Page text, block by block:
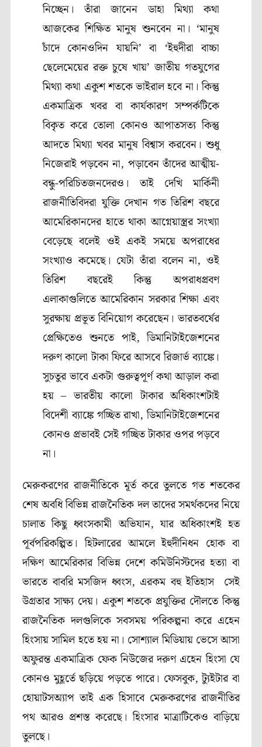
নিচ্ছেন। তাঁরা জানেন ডাহা মিথ্যা কথা
আজকের শিক্ষিত মানুষ শুনবেন না। ‘মানুষ
চাঁদে কোনওদিন যায়নি’ বা ‘ইহুদীরা বাচ্চা
ছেলেমেয়ের রক্ত চুষে খায়’ জাতীয় গতযুগের
মিথ্যা কথা একুশ শতকে ভাইরাল হবে না। কিন্তু
একমাত্রিক খবর বা কার্যকারণ সম্পর্কটিকে
বিকৃত করে তোলা কোনও আপাতসত্য কিন্তু
আদতে মিথ্যা খবর মানুষ বিশ্বাস করবেন। শুধু
নিজেরাই পড়বেন না, পড়াবেন তাঁদের আত্মীয়-
বন্ধু-পরিচিতজনদেরও। তাই দেখি মার্কিনী
রাজনীতিবিদরা যুক্তি দেখান গত তিরিশ বছরে
আমেরিকানদের হাতে থাকা আগ্নেয়াস্ত্রর সংখ্যা
বেড়েছে বলেই ওই একই সময়ে অপরাধের
সংখ্যাও কমেছে। যেটা তাঁরা বলেন না, ওই
তিরিশ বছরেই কিন্তু অপরাধপ্রবণ
এলাকাগুলিতে আমেরিকান সরকার শিক্ষা এবং
সুরক্ষায় প্রভূত বিনিয়োগ করেছেন। ভারতবর্ষের
প্রেক্ষিতেও শুনতে পাই, ডিমানিটাইজেশনের
দরুণ কালো টাকা ফিরে আসবে রিজার্ভ ব্যাঙ্কে।
সুচতুর ভাবে একটা গুরুত্বপূর্ণ কথা আড়াল করা
হয় – ভারতীয় কালো টাকার অধিকাংশটাই
বিদেশী ব্যাঙ্কে গচ্ছিত রাখা, ডিমানিটাইজেশনের
কোনও প্রভাবই সেই গচ্ছিত টাকার ওপর পড়বে
না।
মেরুকরণের রাজনীতিকে মূর্ত করে তুলতে গত শতকের
শেষ অবধি বিভিন্ন রাজনৈতিক দল তাদের সমর্থকদের নিয়ে
চালাত কিছু ধ্বংসকামী অভিযান, যার অধিকাংশই হত
পূর্বপরিকল্পিত। হিটলারের আমলে ইহুদীনিধন হোক বা
দক্ষিণ আমেরিকার বিভিন্ন দেশে কমিউনিস্টদের হত্যা বা
ভারতে বাবরি মসজিদ ধ্বংস, এরকম বহু ইতিহাস সেই
উগ্রতার সাক্ষ্য দেয়। একুশ শতকে প্রযুক্তির দৌলতে কিন্তু
রাজনৈতিক দলগুলিকে সবসময় পরিকল্পনা করে এহেন
হিংসায় সামিল হতে হয় না। সোশ্যাল মিডিয়ায় ভেসে আসা
অফুরন্ত একমাত্রিক ফেক নিউজের দরুণ এহেন হিংসা যে
কোনও মুহূর্তে ছড়িয়ে পড়তে পারে। ফেসবুক, ট্যুইটার বা
হোয়াটসঅ্যাপ তাই এক হিসাবে মেরুকরণের রাজনীতির
পথ আরও প্রশস্ত করেছে। হিংসার মাত্রাটিকেও বাড়িয়ে
তুলছে।